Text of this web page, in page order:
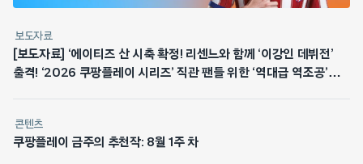
보도자료
[보도자료] ‘에이티즈 산 시축 확정! 리센느와 함께 ‘이강인 데뷔전’
출격! ‘2026 쿠팡플레이 시리즈’ 직관 팬들 위한 ‘역대급 역조공’
콘텐츠
쿠팡플레이 금주의 추천작: 8월 1주 차